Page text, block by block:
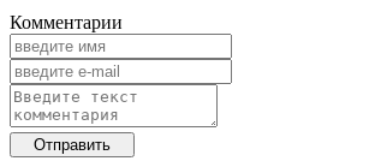
Комментарии